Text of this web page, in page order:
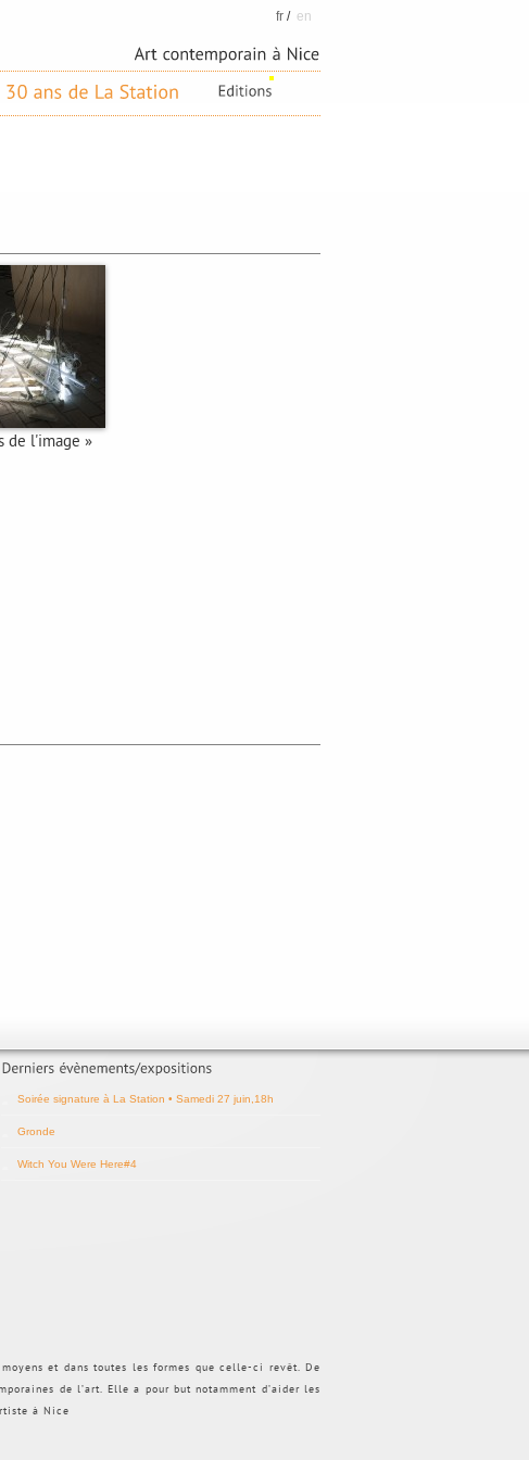
fr / en
de l'image »
Soirée signature à La Station • Samedi 27 juin,18h
Gronde
Witch You Were Here#4
et dans toutes les formes que celle-ci revêt. De
de l’art. Elle a pour but notamment d’aider les
à Nice